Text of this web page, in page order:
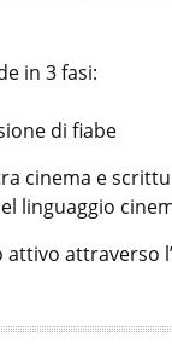
in 3 fasi:
di fiabe
cinema e
linguaggio
attraverso